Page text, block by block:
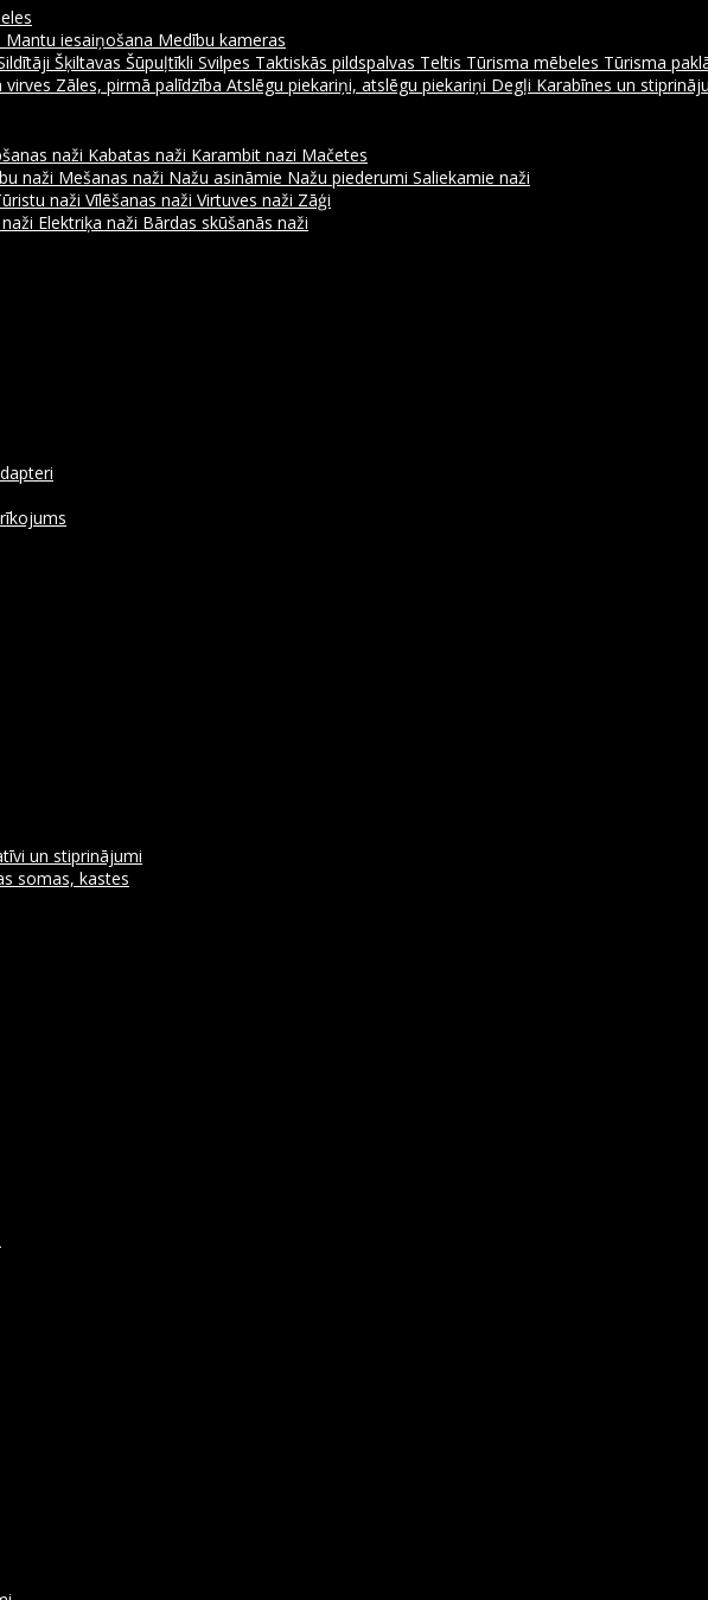
Mantu iesaiņošana Medību kameras
Šķiltavas Šūpuļtīkli Svilpes Taktiskās pildspalvas Teltis Tūrisma mēbeles Tūrisma
virves Zāles, pirmā palīdzība Atslēgu piekariņi, atslēgu piekariņi Degļi Karabīnes un
naži Kabatas naži Karambit nazi Mačetes
naži Mešanas naži Nažu asināmie Nažu piederumi Saliekamie naži
naži Vīlēšanas naži Virtuves naži Zāģi
Elektriķa naži Bārdas skūšanās naži
un stiprinājumi
somas, kastes